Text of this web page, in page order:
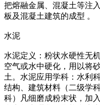
把熔融金属、混凝土等注
板及混凝土建筑的成型 。
水泥
水泥定义：粉状水硬性无
空气或水中硬化，用以将
土。水泥应用学科：水利
结构、建筑材料（二级学
科）凡细磨成粉末状，加